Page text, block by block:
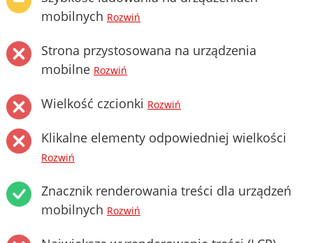
mobilnych Rozwiń
Strona przystosowana na urządzenia
mobilne Rozwiń
Wielkość czcionki Rozwiń
Klikalne elementy odpowiedniej wielkości
Rozwiń
Znacznik renderowania treści dla urządzeń
mobilnych Rozwiń